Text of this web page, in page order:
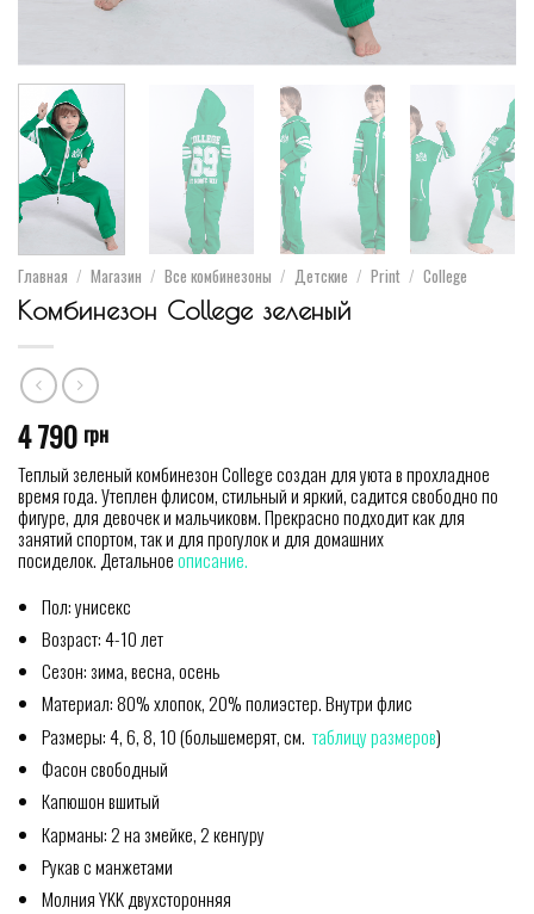
Главная / Магазин / Все комбинезоны / Детские / Print / College
Комбинезон College зеленый
4 790 грн
Теплый зеленый комбинезон College создан для уюта в прохладное
время года. Утеплен флисом, стильный и яркий, садится свободно по
фигуре, для девочек и мальчиковм. Прекрасно подходит как для
занятий спортом, так и для прогулок и для домашних
посиделок. Детальноеописание.
Пол: унисекс
Возраст: 4-10 лет
Сезон: зима, весна, осень
Материал: 80% хлопок, 20% полиэстер. Внутри флис
Размеры: 4, 6, 8, 10 (большемерят, см. таблицу размеров)
Фасон свободный
Капюшон вшитый
Карманы: 2 на змейке, 2 кенгуру
Рукав с манжетами
Молния YKK двухсторонняя